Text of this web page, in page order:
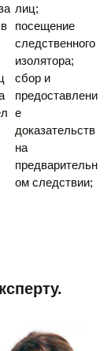
лиц;
посещение
следственного
изолятора;
сбор и
предоставлени
е
доказательств
на
предварительн
ом следствии;